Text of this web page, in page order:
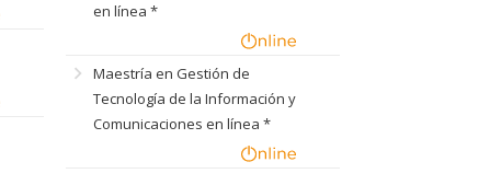
en línea *
chevron_right
Maestría en Gestión de
Tecnología de la Información y
Comunicaciones en línea *